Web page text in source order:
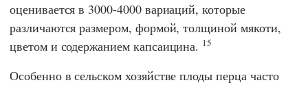
оценивается в 3000-4000 вариаций, которые
различаются размером, формой, толщиной мякоти,
цветом и содержанием капсаицина. 15
Особенно в сельском хозяйстве плоды перца часто